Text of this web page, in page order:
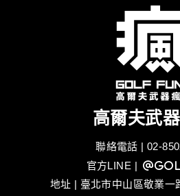
高爾夫武
聯絡電話 | 02-
官方LINE |
地址 | 臺北市中山區敬業一